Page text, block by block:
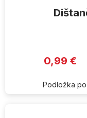
0,99 €
Podložka